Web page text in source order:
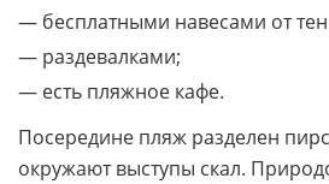
— бесплатными навесами от
— раздевалками;
— есть пляжное кафе.
Посередине пляж разделен
окружают выступы скал.